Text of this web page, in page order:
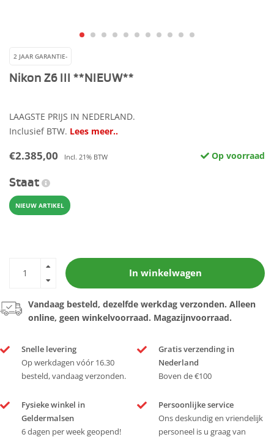
2 JAAR GARANTIE-
Nikon Z6 III **NIEUW**
LAAGSTE PRIJS IN NEDERLAND.
Inclusief BTW. Lees meer..
€2.385,00 Incl. 21% BTW Op voorraad
Staat
NIEUW ARTIKEL
In winkelwagen
Vandaag besteld, dezelfde werkdag verzonden. Alleen
online, geen winkelvoorraad. Magazijnvoorraad.
Snelle levering
Op werkdagen vóór 16.30
besteld, vandaag verzonden.
Gratis verzending in
Nederland
Boven de €100
Fysieke winkel in
Geldermalsen
6 dagen per week geopend!
Persoonlijke service
Ons deskundig en vriendelijk
personeel is u graag van